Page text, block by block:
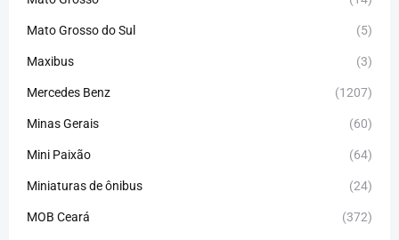
Mato Grosso do Sul (5)
Maxibus (3)
Mercedes Benz (1207)
Minas Gerais (60)
Mini Paixão (64)
Miniaturas de ônibus (24)
MOB Ceará (372)